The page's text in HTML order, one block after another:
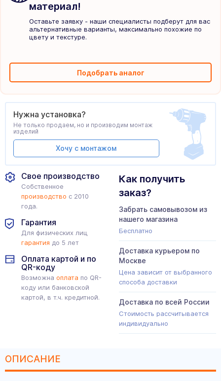
материал!
Оставьте заявку - наши специалисты подберут для вас
альтернативные варианты, максимально похожие по
цвету и текстуре.
Подобрать аналог
Свое производство
Собственное
производство с 2010
года.
Гарантия
Для физических лиц
гарантия до 5 лет
Оплата картой и по
QR-коду
Возможна оплата по QR-
коду или банковской
картой, в т.ч. кредитной.
Как получить
заказ?
Забрать самовывозом из
нашего магазина
Бесплатно
Доставка курьером по
Москве
Цена зависит от выбранного
способа доставки
Доставка по всей России
Стоимость рассчитывается
индивидуально
Нужна установка?
Не только продаем, но и производим монтаж
изделий
Хочу с монтажом
ОПИСАНИЕ